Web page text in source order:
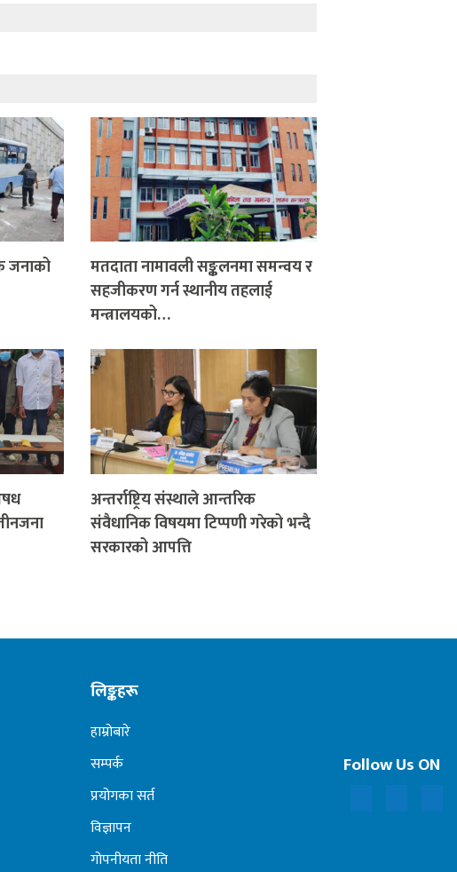
जनाको
मतदाता नामावली सङ्कलनमा समन्वय र
सहजीकरण गर्न स्थानीय तहलाई
मन्त्रालयको…
अन्तर्राष्ट्रिय संस्थाले आन्तरिक
संवैधानिक विषयमा टिप्पणी गरेको भन्दै
सरकारको आपत्ति
लिङ्कहरू
हाम्रोबारे
सम्पर्क
प्रयोगका सर्त
विज्ञापन
गोपनीयता नीति
Follow Us ON